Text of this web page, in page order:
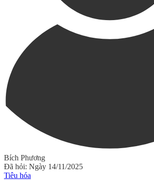
Bích Phương
Đã hỏi: Ngày 14/11/2025
Tiêu hóa